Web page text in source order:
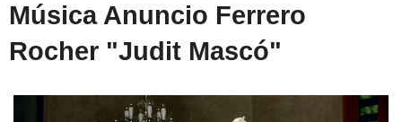
Música Anuncio Ferrero
Rocher "Judit Mascó"